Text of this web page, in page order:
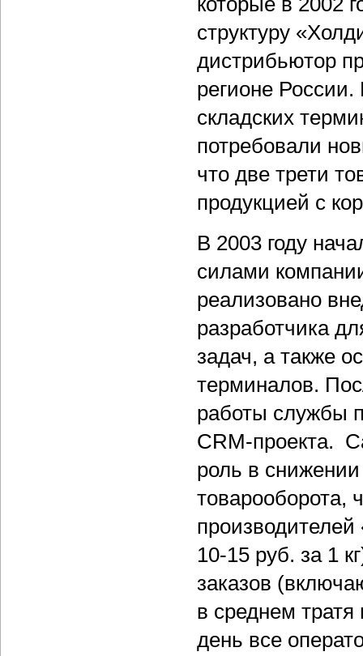
структуру
дистрибьютор
регионе
складских
потребовали
что две трети
продукцией с
В 2003 году
силами
реализовано
разработчика
задач, а также
терминалов.
работы службы
CRM-проекта.
роль в
товарооборота,
10-15 руб. за 1
заказов
в среднем
день все